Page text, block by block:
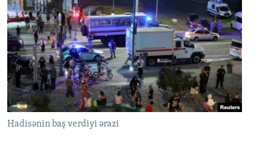
Hadisənin baş verdiyi ərazi